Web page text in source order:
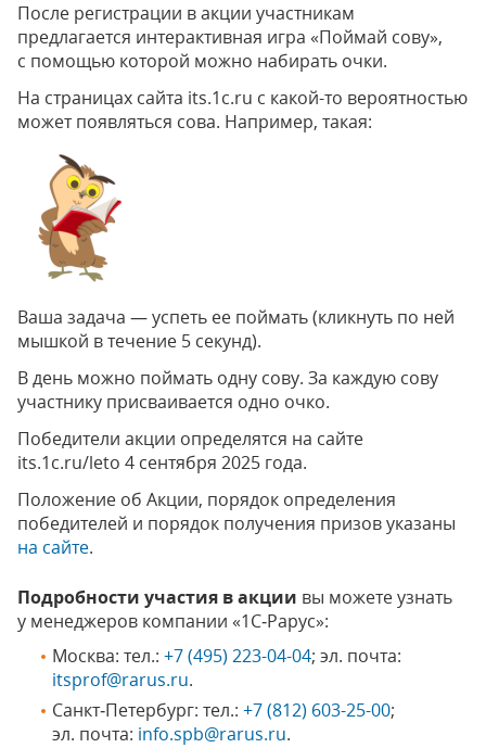
После регистрации в акции участникам
предлагается интерактивная игра «Поймай сову»,
с помощью которой можно набирать очки.
На страницах сайта its.1c.ru с какой-то вероятностью
может появляться сова. Например, такая:
Ваша задача — успеть ее поймать (кликнуть по ней
мышкой в течение 5 секунд).
В день можно поймать одну сову. За каждую сову
участнику присваивается одно очко.
Победители акции определятся на сайте
its.1c.ru/leto 4 сентября 2025 года.
Положение об Акции, порядок определения
победителей и порядок получения призов указаны
на сайте.
Подробности участия в акции вы можете узнать
у менеджеров компании «1С‑Рарус»:
Москва: тел.: +7 (495) 223-04-04; эл. почта:
itsprof@rarus.ru.
Санкт‑Петербург: тел.: +7 (812) 603-25-00;
эл. почта: info.spb@rarus.ru.